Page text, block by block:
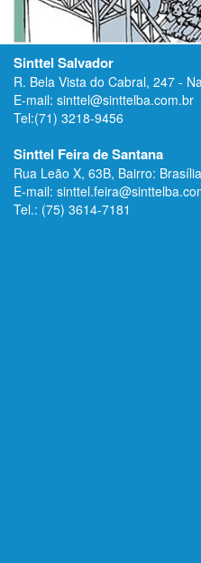
Sinttel Salvador
R. Bela Vista do Cabral, 247 -
E-mail: sinttel@sinttelba.com.br
Tel:(71) 3218-9456
Sinttel Feira de Santana
Rua Leão X, 63B, Bairro:
E-mail:
Tel.: (75) 3614-7181